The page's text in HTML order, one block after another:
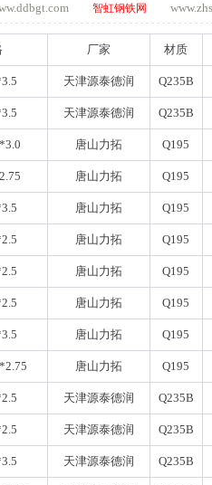
智虹钢铁网
厂家 材质
天津源泰德润 Q235B
天津源泰德润 Q235B
唐山力拓 Q195
唐山力拓 Q195
唐山力拓 Q195
唐山力拓 Q195
唐山力拓 Q195
唐山力拓 Q195
唐山力拓 Q195
唐山力拓 Q195
天津源泰德润 Q235B
天津源泰德润 Q235B
天津源泰德润 Q235B